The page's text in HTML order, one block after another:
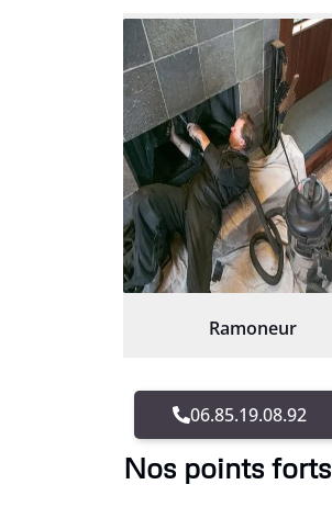
Ramoneur
06.85.19.08.92
Nos points forts